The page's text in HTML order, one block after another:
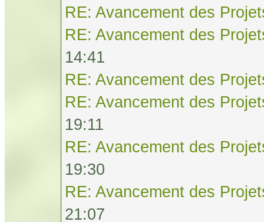
RE: Avancement des
RE: Avancement des
14:41
RE: Avancement des
RE: Avancement des
19:11
RE: Avancement des
19:30
RE: Avancement des
21:07